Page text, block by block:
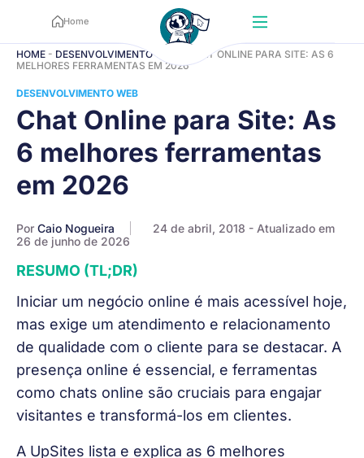
Home
HOME - DESENVOLVIMENTO WEB
CHAT ONLINE PARA SITE: AS 6
MELHORES FERRAMENTAS EM 2026
DESENVOLVIMENTO WEB
Chat Online para Site: As
6 melhores ferramentas
em 2026
Por Caio Nogueira 24 de abril, 2018 - Atualizado em
26 de junho de 2026
RESUMO (TL;DR)
Iniciar um negócio online é mais acessível hoje,
mas exige um atendimento e relacionamento
de qualidade com o cliente para se destacar. A
presença online é essencial, e ferramentas
como chats online são cruciais para engajar
visitantes e transformá-los em clientes.
A UpSites lista e explica as 6 melhores